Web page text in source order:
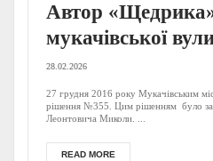
Автор «Щедрика»
мукачівської
28.02.2026
27 грудня 2016 року Мукачівським
рішення №355. Цим рішенням було
Леонтовича Миколи. ...
READ MORE